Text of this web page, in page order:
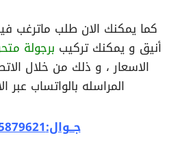
كما يمكنك الان طلب ماترغب
أنيق و يمكنك تركيب برجولة
الاسعار ، و ذلك من خلال
المراسله بالواتساب عبر
جــوال:0535879621